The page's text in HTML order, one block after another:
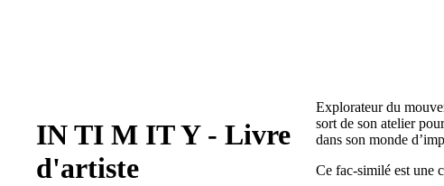
IN TI M IT Y - Livre
d'artiste
Explorateur du
sort de son atelier
dans son monde
Ce fac-similé est une